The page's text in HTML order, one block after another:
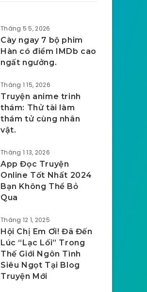
Tháng 5 5, 2026
Cày ngay 7 bộ phim
Hàn có điểm IMDb cao
ngất ngưởng.
Tháng 1 15, 2026
Truyện anime trinh
thám: Thử tài làm
thám tử cùng nhân
vật.
Tháng 1 13, 2026
App Đọc Truyện
Online Tốt Nhất 2024
Bạn Không Thể Bỏ
Qua
Tháng 12 1, 2025
Hội Chị Em Ơi! Đã Đến
Lúc “Lạc Lối” Trong
Thế Giới Ngôn Tình
Siêu Ngọt Tại Blog
Truyện Mới